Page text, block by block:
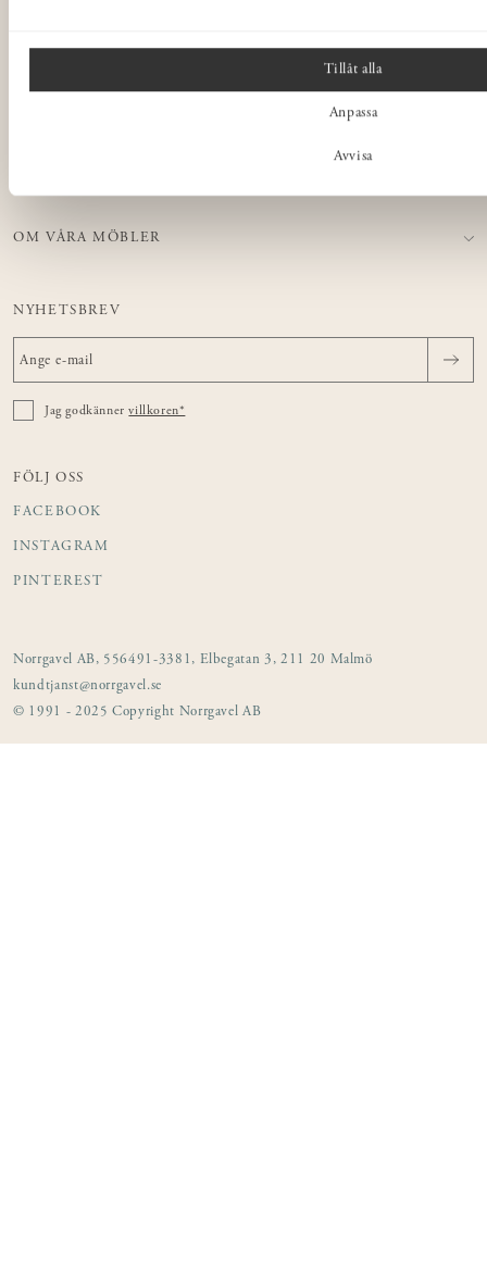
Tillåt alla
Anpassa
Avvisa
NORRGAVEL
OM VÅRA MÖBLER
NYHETSBREV
Jag godkännervillkoren*
FÖLJ OSS
FACEBOOK
INSTAGRAM
PINTEREST
Norrgavel AB, 556491-3381, Elbegatan 3, 211 20 Malmö
kundtjanst@norrgavel.se
© 1991 - 2025 Copyright Norrgavel AB